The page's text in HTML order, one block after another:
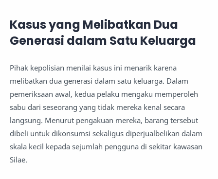
Kasus yang Melibatkan Dua
Generasi dalam Satu Keluarga
Pihak kepolisian menilai kasus ini menarik karena
melibatkan dua generasi dalam satu keluarga. Dalam
pemeriksaan awal, kedua pelaku mengaku memperoleh
sabu dari seseorang yang tidak mereka kenal secara
langsung. Menurut pengakuan mereka, barang tersebut
dibeli untuk dikonsumsi sekaligus diperjualbelikan dalam
skala kecil kepada sejumlah pengguna di sekitar kawasan
Silae.